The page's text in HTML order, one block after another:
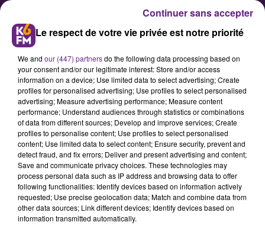
13 nouveaux apprentis au
Conseil Général
Jeudi 11 septembre 2014, Martine
Eap-Dupin, conseillère générale et
présidente de la Commission en
charge du personnel, et Xavier
Le respect de votre vie privée est notre priorité
We and our (447) partnersdo the following data processing based on
your consent and/or our legitimate interest: Store and/or access
information on a device; Use limited data to select advertising; Create
profiles for personalised advertising; Use profiles to select personalised
advertising; Measure advertising performance; Measure content
performance; Understand audiences through statistics or combinations
of data from different sources; Develop and improve services; Create
profiles to personalise content; Use profiles to select personalised
content; Use limited data to select content; Ensure security, prevent and
detect fraud, and fix errors; Deliver and present advertising and content;
Save and communicate privacy choices. These technologies may
process personal data such as IP address and browsing data to offer
following functionalities: Identify devices based on information actively
requested; Use precise geolocation data; Match and combine data from
other data sources; Link different devices; Identify devices based on
information transmitted automatically.
Continuer sans accepter